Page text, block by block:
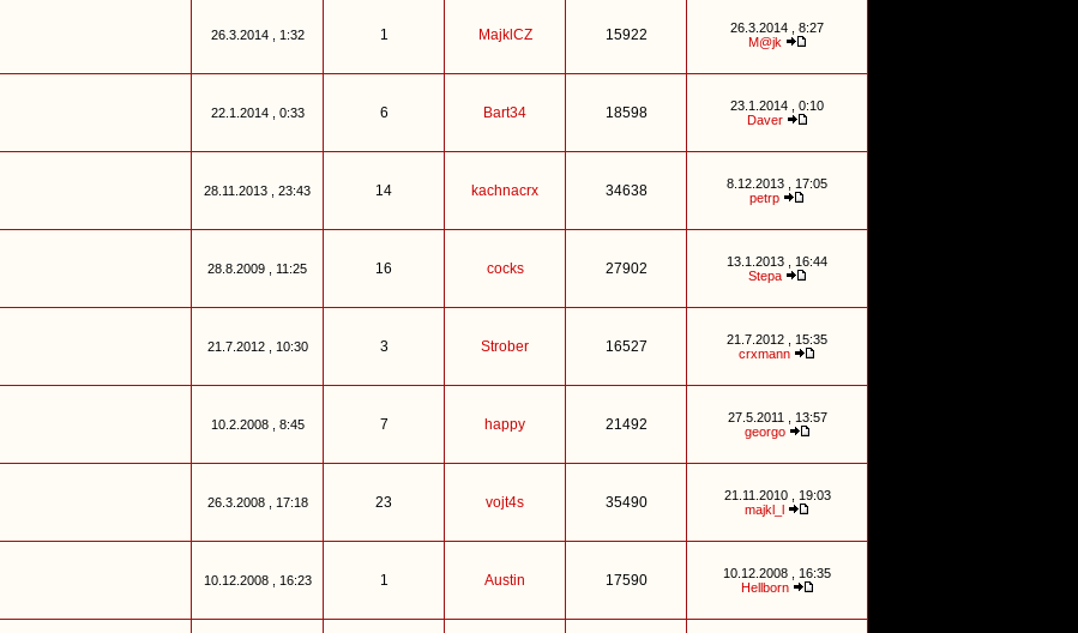
26.3.2014 , 1:32 1 MajklCZ 15922
26.3.2014 , 8:27
M@jk
22.1.2014 , 0:33 6 Bart34 18598
23.1.2014 , 0:10
Daver
28.11.2013 , 23:43 14 kachnacrx 34638
8.12.2013 , 17:05
petrp
28.8.2009 , 11:25 16 cocks 27902
13.1.2013 , 16:44
Stepa
21.7.2012 , 10:30 3 Strober 16527
21.7.2012 , 15:35
crxmann
10.2.2008 , 8:45 7 happy 21492
27.5.2011 , 13:57
georgo
26.3.2008 , 17:18 23 vojt4s 35490
21.11.2010 , 19:03
majkl_l
10.12.2008 , 16:23 1 Austin 17590
10.12.2008 , 16:35
Hellborn